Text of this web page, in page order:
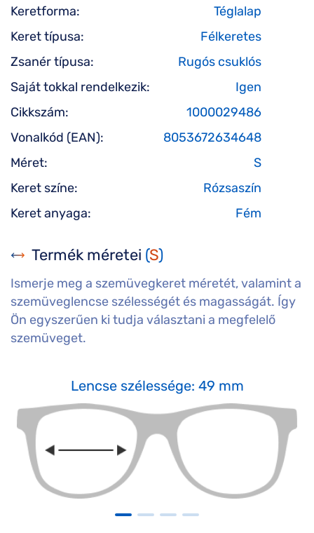
Keretforma:
Téglalap
Keret típusa:
Félkeretes
Zsanér típusa:
Rugós csuklós
Saját tokkal rendelkezik:
Igen
Cikkszám:
1000029486
Vonalkód (EAN):
8053672634648
Méret:
S
Keret színe:
Rózsaszín
Keret anyaga:
Fém
Termék méretei (S)
Ismerje meg a szemüvegkeret méretét, valamint a
szemüveglencse szélességét és magasságát. Így
Ön egyszerűen ki tudja választani a megfelelő
szemüveget.
Lencse szélessége: 49 mm